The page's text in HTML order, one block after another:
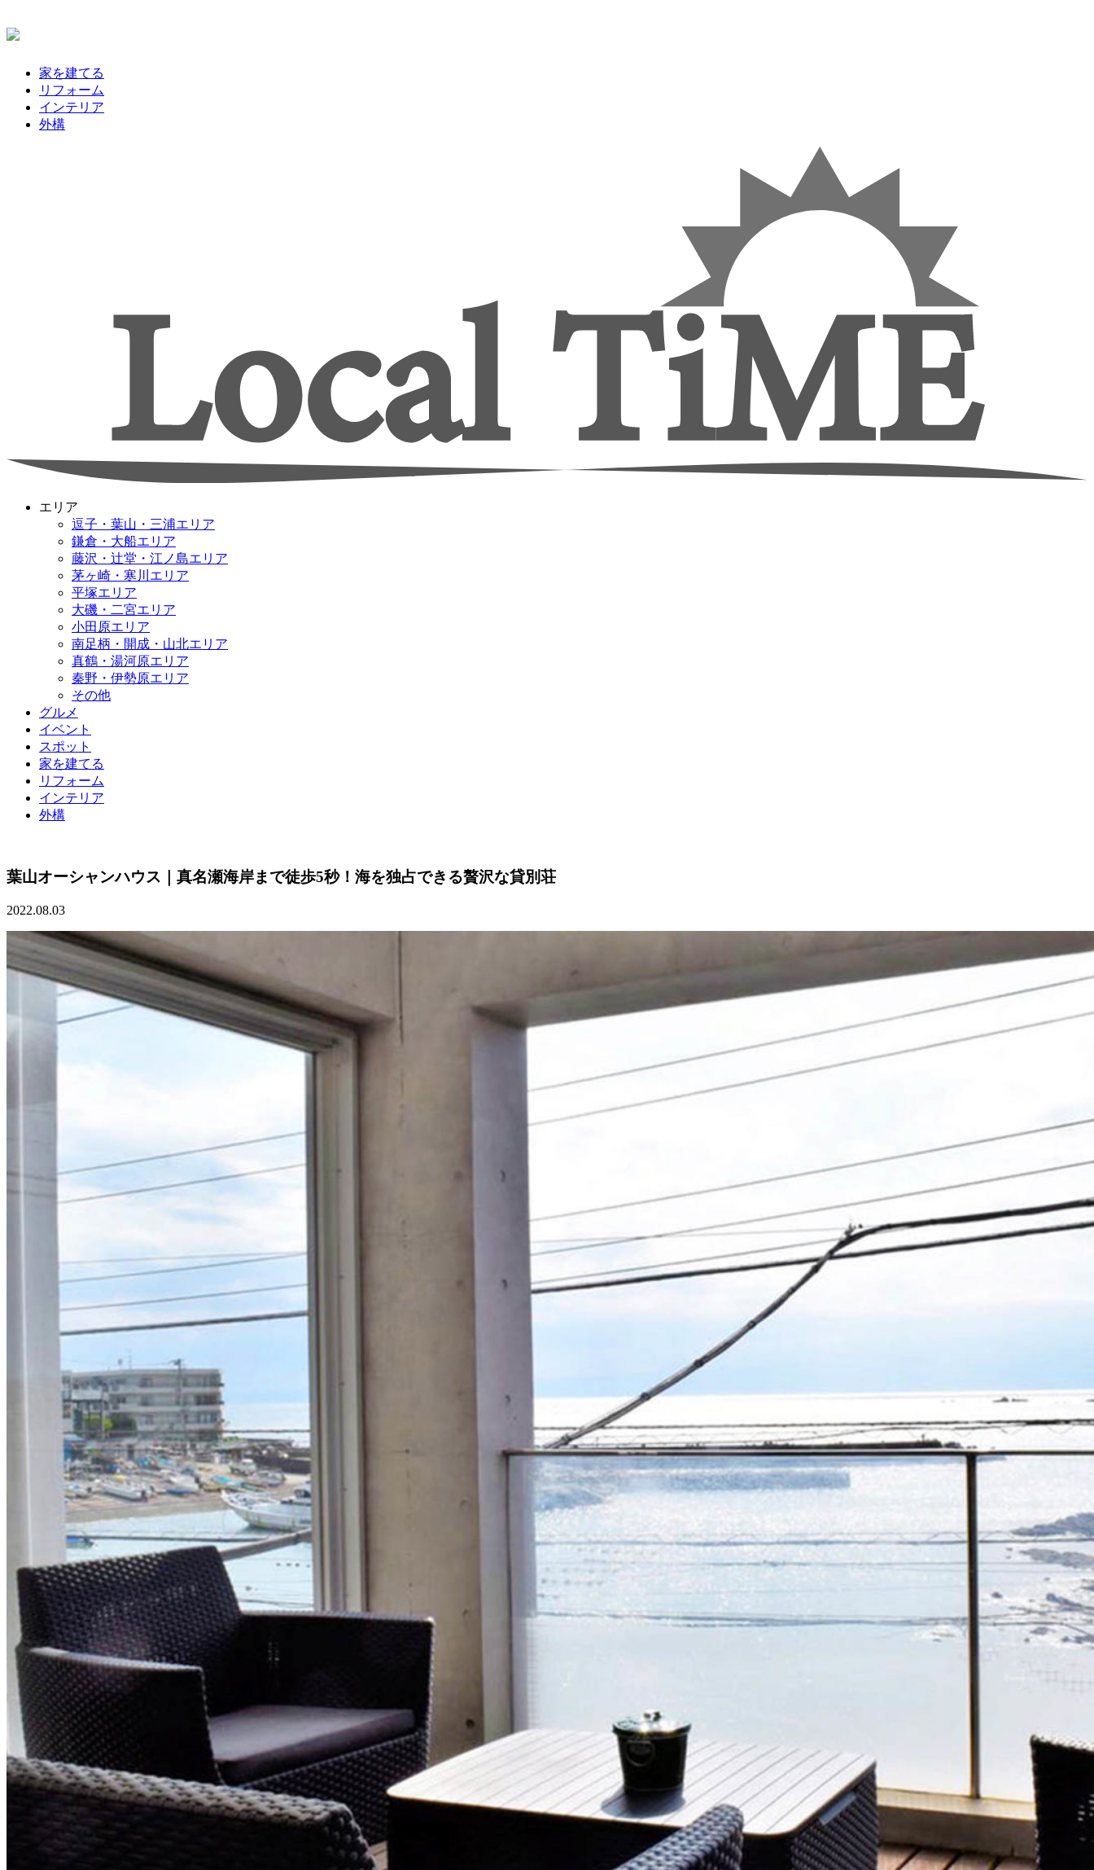
家を建てる
リフォーム
インテリア
外構
エリア
逗子・葉山・三浦エリア
鎌倉・大船エリア
藤沢・辻堂・江ノ島エリア
茅ヶ崎・寒川エリア
平塚エリア
大磯・二宮エリア
小田原エリア
南足柄・開成・山北エリア
真鶴・湯河原エリア
秦野・伊勢原エリア
その他
グルメ
イベント
スポット
家を建てる
リフォーム
インテリア
外構
葉山オーシャンハウス｜真名瀬海岸まで徒歩5秒！海を独占できる贅沢な貸別荘
2022.08.03